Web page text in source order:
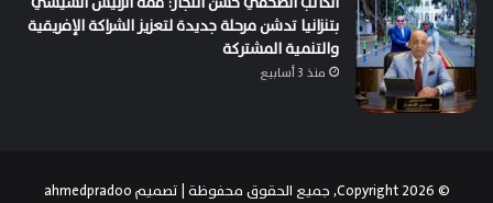
بتنزانيا تدشن مرحلة جديدة لتعزيز الشراكة الإفريقية
والتنمية المشتركة
منذ 3 أسابيع
© Copyright 2026, جميع الحقوق محفوظة | تصميم ahmedpradoo